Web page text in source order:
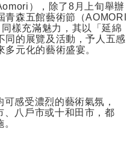
），除了8 月上旬舉辦
青森五館藝術節（AOMORI
同樣充滿魅力，其以「延綿
同的展覽及活動，予人五感
元化的藝術盛宴。
感受濃烈的藝術氣氛，
、八戶市或十和田市，都